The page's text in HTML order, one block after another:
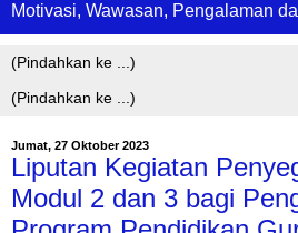
Motivasi, Wawasan, Pengalaman
Jumat, 27 Oktober 2023
Liputan Kegiatan
Modul 2 dan 3 bagi